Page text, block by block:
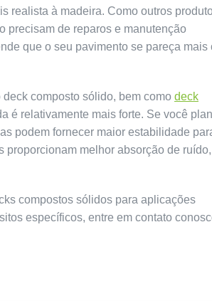
realista à madeira. Como outros
precisam de reparos e manutenção
que o seu pavimento se pareça mais
composto sólido, bem como deck
é relativamente mais forte. Se você
podem fornecer maior estabilidade
melhor absorção de ruído,
compostos sólidos para aplicações
específicos, entre em contato